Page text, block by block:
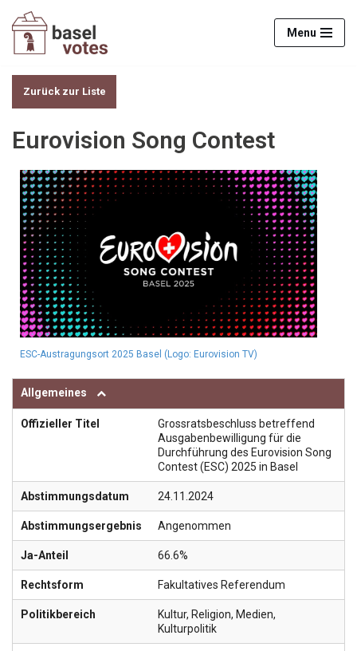
Zum
Menu
Zurück zur Liste
Eurovision Song Contest
ESC-Austragungsort 2025 Basel (Logo: Eurovision TV)
Allgemeines
Offizieller Titel
Grossratsbeschluss betreffend
Ausgabenbewilligung für die
Durchführung des Eurovision Song
Contest (ESC) 2025 in Basel
Abstimmungsdatum 24.11.2024
Abstimmungsergebnis Angenommen
Ja-Anteil 66.6%
Rechtsform Fakultatives Referendum
Politikbereich Kultur, Religion, Medien,
Kulturpolitik